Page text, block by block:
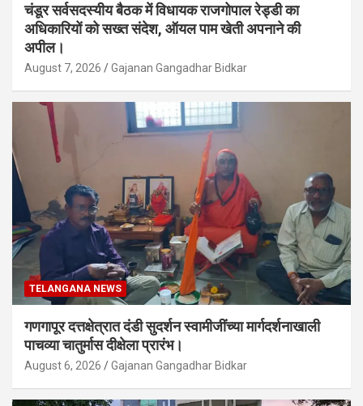
चंडूर सर्वसदस्यीय बैठक में विधायक राजगोपाल रेड्डी का
अधिकारियों को सख्त संदेश, ऑयल पाम खेती अपनाने की
अपील।
August 7, 2026 Gajanan Gangadhar Bidkar
TELANGANA NEWS
गणगापूर दत्तक्षेत्रात दंडी सुदर्शन स्वामीजींच्या मार्गदर्शनाखाली
पाचव्या चातुर्मास दीक्षेला प्रारंभ।
August 6, 2026 Gajanan Gangadhar Bidkar